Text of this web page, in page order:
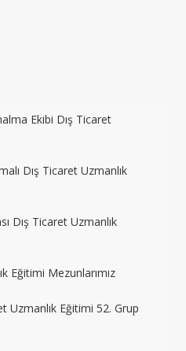
Ekibi Dış Ticaret
Dış Ticaret Uzmanlık
Dış Ticaret Uzmanlık
Eğitimi Mezunlarımız
Uzmanlık Eğitimi 52. Grup